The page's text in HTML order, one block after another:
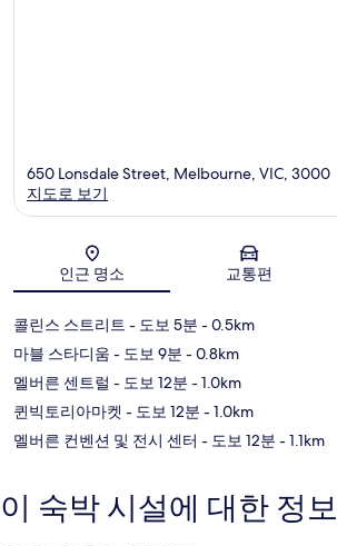
지도
650 Lonsdale Street, Melbourne, VIC, 3000
지도로 보기
인근 명소 교통편
콜린스 스트리트 - 도보 5분 - 0.5km
마블 스타디움 - 도보 9분 - 0.8km
멜버른 센트럴 - 도보 12분 - 1.0km
퀸빅토리아마켓 - 도보 12분 - 1.0km
멜버른 컨벤션 및 전시 센터 - 도보 12분 - 1.1km
이 숙박 시설에 대한 정보